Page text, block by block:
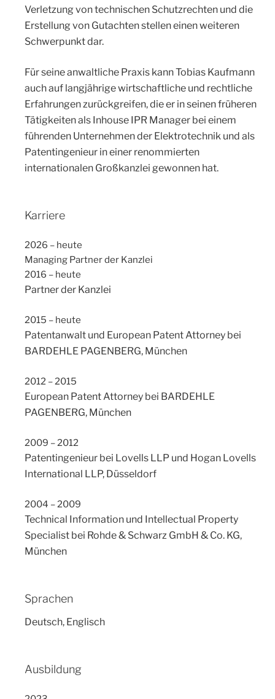
Verletzung von technischen Schutzrechten und die
Erstellung von Gutachten stellen einen weiteren
Schwerpunkt dar.
Für seine anwaltliche Praxis kann Tobias Kaufmann
auch auf langjährige wirtschaftliche und rechtliche
Erfahrungen zurückgreifen, die er in seinen früheren
Tätigkeiten als Inhouse IPR Manager bei einem
führenden Unternehmen der Elektrotechnik und als
Patentingenieur in einer renommierten
internationalen Großkanzlei gewonnen hat.
Karriere
2026 – heute
Managing Partner der Kanzlei
2016 – heute
Partner der Kanzlei
2015 – heute
Patentanwalt und European Patent Attorney bei
BARDEHLE PAGENBERG, München
2012 – 2015
European Patent Attorney bei BARDEHLE
PAGENBERG, München
2009 – 2012
Patentingenieur bei Lovells LLP und Hogan Lovells
International LLP, Düsseldorf
2004 – 2009
Technical Information und Intellectual Property
Specialist bei Rohde & Schwarz GmbH & Co. KG,
München
Sprachen
Deutsch, Englisch
Ausbildung